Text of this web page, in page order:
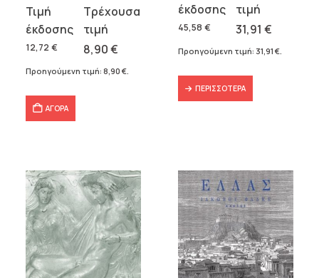
12,72 €
Original
price
was:
12,72 €.
8,90€
Η
τρέχουσα
τιμή
Προηγούμενη τιμή: 8,90 €
ΑΓΟΡΑ
45,58 €
price
was:
45,58 €.
31,91 €
τρέχουσα
τιμή
Προηγούμενη τιμή: 31,91 €
ΠΕΡΙΣΣΌΤΕΡΑ